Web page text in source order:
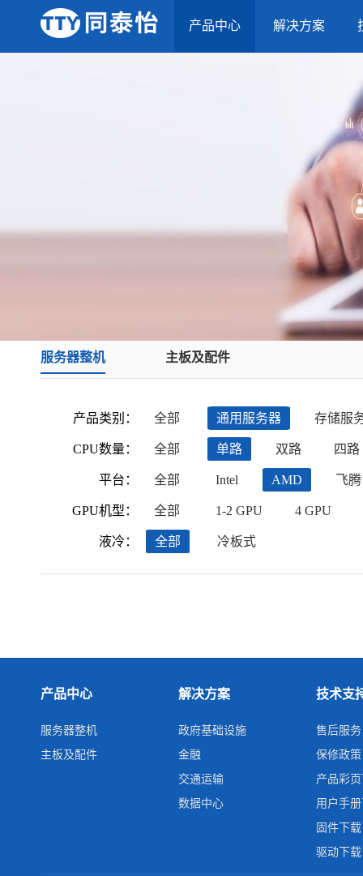
产品中心 解决方案
服务器整机 主板及配件
产品类别：
CPU数量：
平台：
GPU机型：
液冷：
全部 通用服务器 存储服
全部 单路 双路 四路
全部 Intel AMD 飞腾
全部 1-2 GPU 4 GPU
全部 冷板式
产品中心
服务器整机
主板及配件
解决方案
政府基础设施
金融
交通运输
数据中心
技术支
售后服务
保修政策
产品彩
用户手
固件下载
驱动下载